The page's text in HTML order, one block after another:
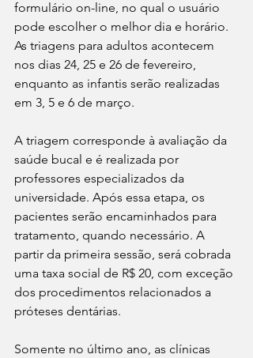
formulário on-line, no qual o usuário
pode escolher o melhor dia e horário.
As triagens para adultos acontecem
nos dias 24, 25 e 26 de fevereiro,
enquanto as infantis serão realizadas
em 3, 5 e 6 de março.
A triagem corresponde à avaliação da
saúde bucal e é realizada por
professores especializados da
universidade. Após essa etapa, os
pacientes serão encaminhados para
tratamento, quando necessário. A
partir da primeira sessão, será cobrada
uma taxa social de R$ 20, com exceção
dos procedimentos relacionados a
próteses dentárias.
Somente no último ano, as clínicas